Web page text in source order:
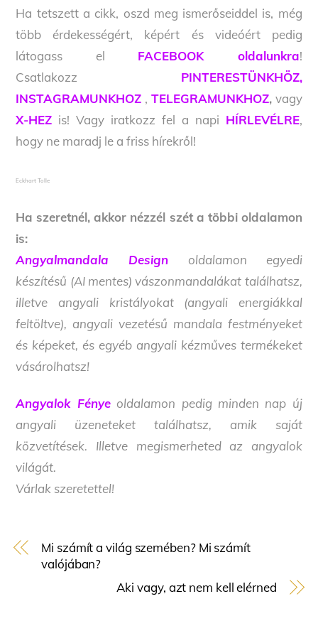
Ha tetszett a cikk, oszd meg ismerőseiddel is, még
több érdekességért, képért és videóért pedig
látogass el FACEBOOK oldalunkra!
Csatlakozz PINTERESTÜNKHÖZ,
INSTAGRAMUNKHOZ , TELEGRAMUNKHOZ,vagy
X-HEZ is! Vagy iratkozz fel a napi HÍRLEVÉLRE,
hogy ne maradj le a friss hírekről!
Eckhart Tolle
Ha szeretnél, akkor nézzél szét a többi oldalamon
is:
Angyalmandala Design oldalamon egyedi
készítésű (AI mentes) vászonmandalákat találhatsz,
illetve angyali kristályokat (angyali energiákkal
feltöltve), angyali vezetésű mandala festményeket
és képeket, és egyéb angyali kézműves termékeket
vásárolhatsz!
Angyalok Fényeoldalamon pedig minden nap új
angyali üzeneteket találhatsz, amik saját
közvetítések. Illetve megismerheted az angyalok
világát.
Várlak szeretettel!
Mi számít a világ szemében? Mi számít
valójában?
Aki vagy, azt nem kell elérned